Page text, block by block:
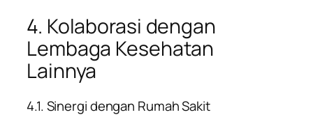
4. Kolaborasi dengan
Lembaga Kesehatan
Lainnya
4.1. Sinergi dengan Rumah Sakit